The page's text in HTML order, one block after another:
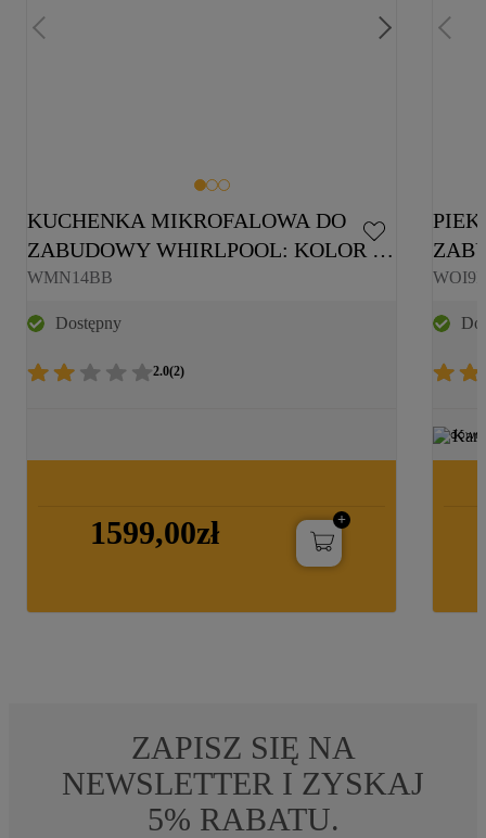
KUCHENKA MIKROFALOWA DO
ZABUDOWY WHIRLPOOL: KOLOR
CZARNY - WMN14BB
WMN14BB
Dostępny
2.0(2)
1599,00zł
ZAPISZ SIĘ NA
NEWSLETTER I ZYSKAJ
5% RABATU.